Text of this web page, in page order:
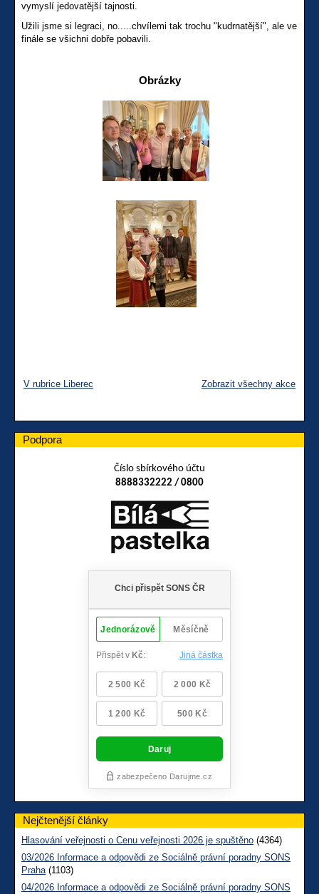
vymyslí jedovatější tajnosti.
Užili jsme si legraci, no.....chvílemi tak trochu "kudrnatější", ale ve
finále se všichni dobře pobavili.
Obrázky
V rubrice Liberec Zobrazit všechny akce
Podpora
Číslo sbírkového účtu
8888332222 / 0800
Nejčtenější články
Hlasování veřejnosti o Cenu veřejnosti 2026 je spuštěno (4364)
03/2026 Informace a odpovědi ze Sociálně právní poradny SONS
Praha(1103)
04/2026 Informace a odpovědi ze Sociálně právní poradny SONS